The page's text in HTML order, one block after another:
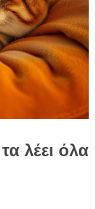
λέει όλα